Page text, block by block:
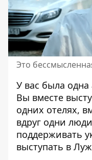
Это
У вас была одна
Вы вместе
одних отелях,
вдруг одни
поддерживать
выступать в